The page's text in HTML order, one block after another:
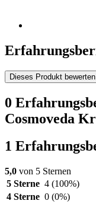
Dieses Produkt bewerten
0
Cosmoveda
1
5,0 von 5 Sternen
5 Sterne 4 (100%)
4 Sterne 0 (0%)